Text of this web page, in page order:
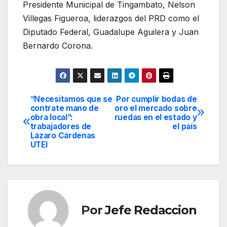
Presidente Municipal de Tingambato, Nelson
Villegas Figueroa, liderazgos del PRD como el
Diputado Federal, Guadalupe Aguilera y Juan
Bernardo Corona.
Navegación
de
entradas
Por cumplir bodas de
oro el mercado sobre
ruedas en el estado y
el país
“Necesitamos que se
contrate mano de
obra local”:
trabajadores de
Lázaro Cárdenas
UTEI
PorJefe Redaccion